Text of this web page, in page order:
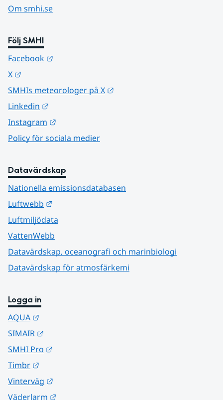
Om smhi.se
Följ SMHI
Facebook
X
SMHIs meteorologer på X
Linkedin
Instagram
Policy för sociala medier
Datavärdskap
Nationella emissionsdatabasen
Luftwebb
Luftmiljödata
VattenWebb
Datavärdskap, oceanografi och marinbiologi
Datavärdskap för atmosfärkemi
Logga in
AQUA
SIMAIR
SMHI Pro
Timbr
Vinterväg
Väderlarm